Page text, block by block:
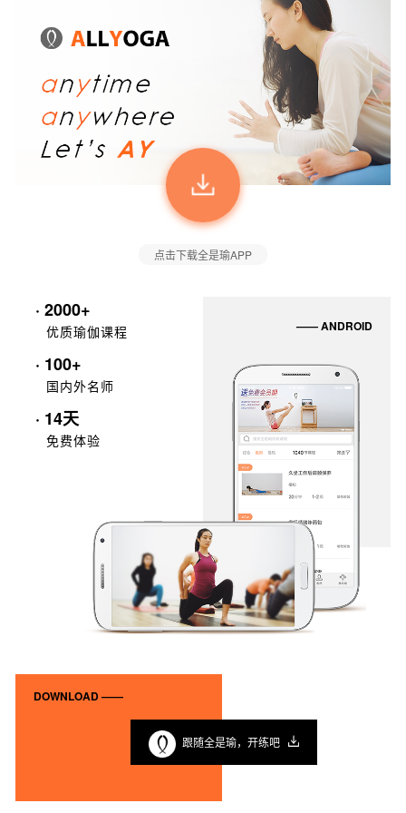
点击下载全是瑜APP
· 2000+
优质瑜伽课程
· 100+
国内外名师
· 14天
免费体验
—— ANDROID
DOWNLOAD ——
跟随全是瑜，开练吧